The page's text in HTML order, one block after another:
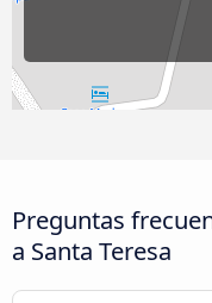
Preguntas
a Santa Teresa